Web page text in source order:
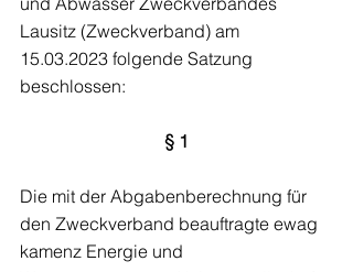
Lausitz (Zweckverband) am
15.03.2023 folgende Satzung
beschlossen:
§ 1
Die mit der Abgabenberechnung für
den Zweckverband beauftragte ewag
kamenz Energie und